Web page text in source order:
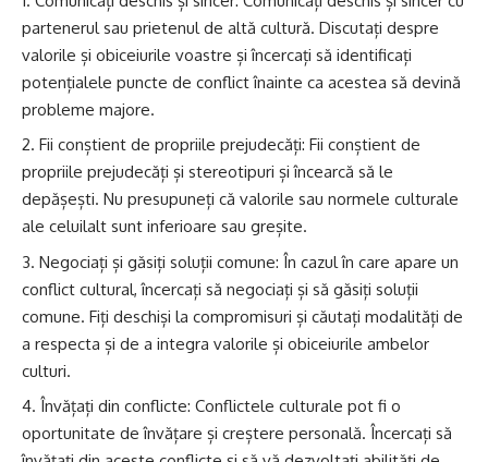
partenerul sau prietenul de altă cultură. Discutați despre
valorile și obiceiurile voastre și încercați să identificați
potențialele puncte de conflict înainte ca acestea să devină
probleme majore.
Fii conștient de propriile prejudecăți: Fii conștient de
propriile prejudecăți și stereotipuri și încearcă să le
depășești. Nu presupuneți că valorile sau normele culturale
ale celuilalt sunt inferioare sau greșite.
Negociați și găsiți soluții comune: În cazul în care apare un
conflict cultural, încercați să negociați și să găsiți soluții
comune. Fiți deschiși la compromisuri și căutați modalități de
a respecta și de a integra valorile și obiceiurile ambelor
culturi.
Învățați din conflicte: Conflictele culturale pot fi o
oportunitate de învățare și creștere personală. Încercați să